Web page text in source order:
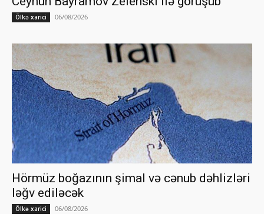
Ölkə xarici 06/08/2026
Hörmüz boğazının şimal və cənub dəhlizləri
ləğv ediləcək
Ölkə xarici 06/08/2026